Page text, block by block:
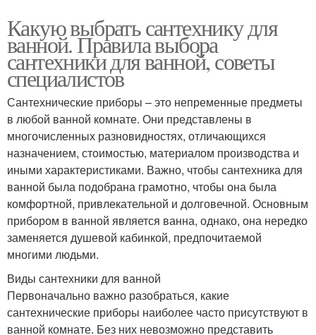
Какую выбрать сантехнику для
ванной. Правила выбора
сантехники для ванной, советы
специалистов
Сантехнические приборы – это непременные предметы
в любой ванной комнате. Они представлены в
многочисленных разновидностях, отличающихся
назначением, стоимостью, материалом производства и
иными характеристиками. Важно, чтобы сантехника для
ванной была подобрана грамотно, чтобы она была
комфортной, привлекательной и долговечной. Основным
прибором в ванной является ванна, однако, она нередко
заменяется душевой кабинкой, предпочитаемой
многими людьми.
Виды сантехники для ванной
Первоначально важно разобраться, какие
сантехнические приборы наиболее часто присутствуют в
ванной комнате. Без них невозможно представить